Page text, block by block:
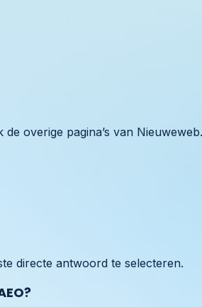
overige pagina’s van Nieuweweb.
directe antwoord te selecteren.